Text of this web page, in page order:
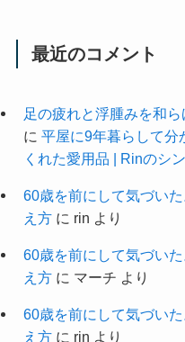
最近のコメント
足の疲れと浮腫みを和
に 平屋に9年暮らして分
くれた愛用品 | Rinのシ
60歳を前にして気づい
え方に rin より
60歳を前にして気づい
え方に マーチ より
60歳を前にして気づい
え方に rin より